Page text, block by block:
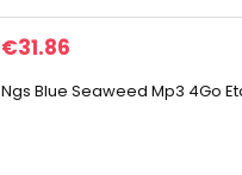
€31.86
Ngs Blue Seaweed Mp3 4Go